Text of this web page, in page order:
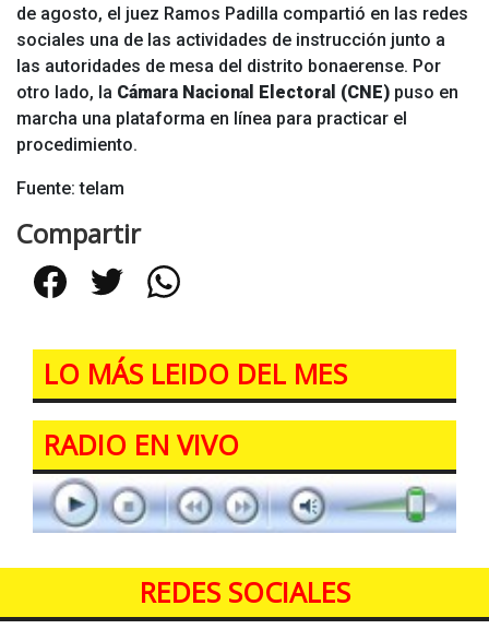
de agosto, el juez Ramos Padilla compartió en las redes
sociales una de las actividades de instrucción junto a
las autoridades de mesa del distrito bonaerense. Por
otro lado, la Cámara Nacional Electoral (CNE) puso en
marcha una plataforma en línea para practicar el
procedimiento.
Fuente: telam
Compartir
FacebookTwitterWhatsApp
LO MÁS LEIDO DEL MES
RADIO EN VIVO
REDES SOCIALES